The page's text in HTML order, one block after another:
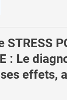
STRESS
: Le
effets,